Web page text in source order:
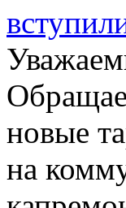
новые
на